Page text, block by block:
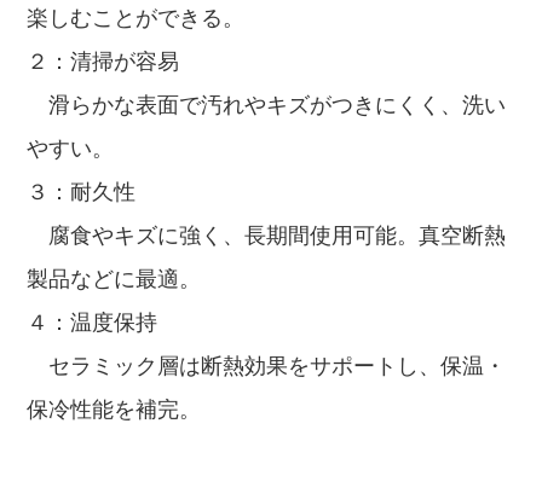
楽しむことができる。
２：清掃が容易
滑らかな表面で汚れやキズがつきにくく、洗い
やすい。
３：耐久性
腐食やキズに強く、長期間使用可能。真空断熱
製品などに最適。
４：温度保持
セラミック層は断熱効果をサポートし、保温・
保冷性能を補完。